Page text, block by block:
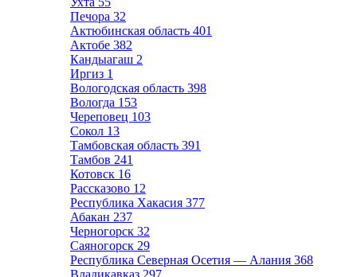
Печора 32
Актюбинская область 401
Актобе 382
Кандыагаш 2
Иргиз 1
Вологодская область 398
Вологда 153
Череповец 103
Сокол 13
Тамбовская область 391
Тамбов 241
Котовск 16
Рассказово 12
Республика Хакасия 377
Абакан 237
Черногорск 32
Саяногорск 29
Республика Северная Осетия — Алания 368
Владикавказ 297